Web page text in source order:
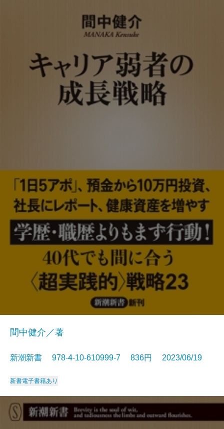
間中健介／著
新潮新書 978-4-10-610999-7 836円 2023/06/19
新書電子書籍あり